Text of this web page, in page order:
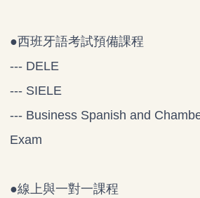
●西班牙語考試預備課程
--- DELE
--- SIELE
--- Business Spanish and
Exam
●線上與一對一課程